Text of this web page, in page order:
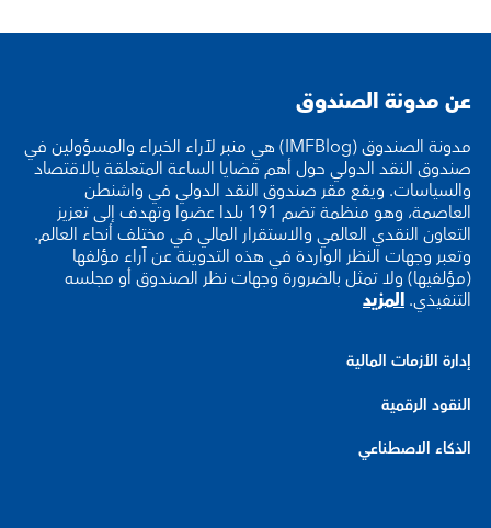
عن مدونة الصندوق
مدونة الصندوق (IMFBlog) هي منبر لآراء الخبراء والمسؤولين في
صندوق النقد الدولي حول أهم قضايا الساعة المتعلقة بالاقتصاد
والسياسات. ويقع مقر صندوق النقد الدولي في واشنطن
العاصمة، وهو منظمة تضم 191 بلدا عضوا وتهدف إلى تعزيز
التعاون النقدي العالمي والاستقرار المالي في مختلف أنحاء العالم.
وتعبر وجهات النظر الواردة في هذه التدوينة عن آراء مؤلفها
(مؤلفيها) ولا تمثل بالضرورة وجهات نظر الصندوق أو مجلسه
التنفيذي.المزيد
إدارة الأزمات المالية
النقود الرقمية
الذكاء الاصطناعي